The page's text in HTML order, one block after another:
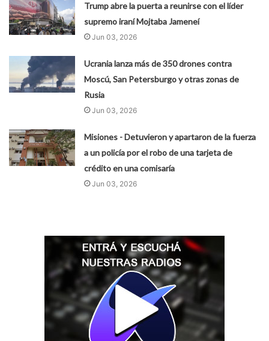
Trump abre la puerta a reunirse con el líder
supremo iraní Mojtaba Jameneí
Jun 03, 2026
Ucrania lanza más de 350 drones contra
Moscú, San Petersburgo y otras zonas de
Rusia
Jun 03, 2026
Misiones - Detuvieron y apartaron de la fuerza
a un policía por el robo de una tarjeta de
crédito en una comisaría
Jun 03, 2026